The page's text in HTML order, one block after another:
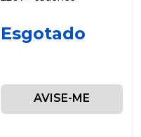
Esgotado
AVISE-ME